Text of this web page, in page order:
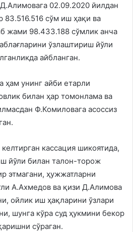
02.09.2020 йилдан
83.516.516 сўм иш ҳақи ва
жами 98.433.188 сўмлик анча
ўзлаштириш йўли
айбланган.
ҳам унинг айби етарли
билан ҳар томонлама ва
Ф.Комиловага асоссиз
кассация шикоятида,
йўли билан талон-торож
этмагани, ҳужжатларни
А.Ахмедов ва қизи Д.Алимова
ойлик иш ҳақларини ўзлари
шунга кўра суд ҳукмини бекор
сўраган.